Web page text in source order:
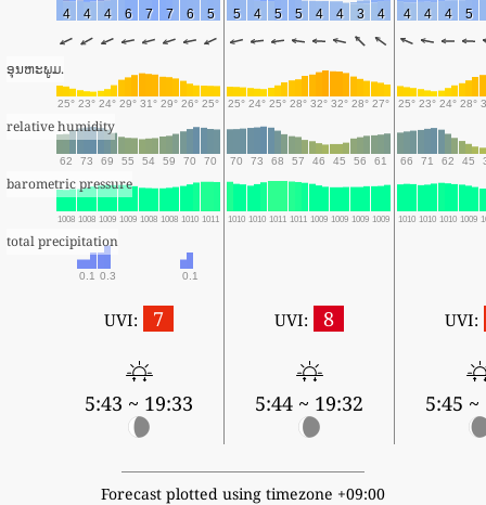
4 4 4 6 7 7 6 5 5 4 5 5 4 4 3 4 4 4 4 5
ອຸນຫະພູມ.
25° 23° 24° 29° 31° 29° 26° 25° 25° 24° 25° 28° 32° 32° 28° 27° 25° 23° 24° 28°
relative humidity
62 73 69 55 54 59 70 70 70 73 68 57 46 45 56 61 66 71 62 45
barometric pressure
1008 1008 1009 1009 1008 1008 1010 1011 1010 1010 1011 1011 1009 1009 1009 1009 1010 1010 1010 1009
total precipitation
0.1 0.3 0.1
UVI: 7
5:43 ~ 19:33
UVI: 8
5:44 ~ 19:32
UVI:
5:45 ~
Forecast plotted using timezone +09:00